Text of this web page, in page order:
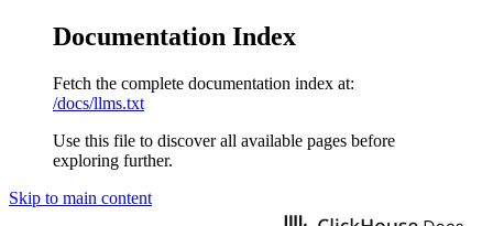
Documentation Index
Fetch the complete documentation index at:
/docs/llms.txt
Use this file to discover all available pages before
exploring further.
Skip to main content